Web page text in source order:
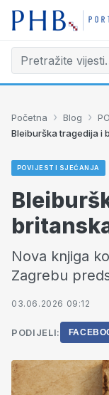
Početna › Blog ›
Bleiburška tragedija i
POVIJEST I SJEĆANJA
Nova knjiga
Zagrebu
03.06.2026 09:12
PODIJELI: